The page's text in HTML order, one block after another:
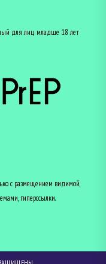
для лиц младше 18 лет
с размещением видимой,
гиперссылки.